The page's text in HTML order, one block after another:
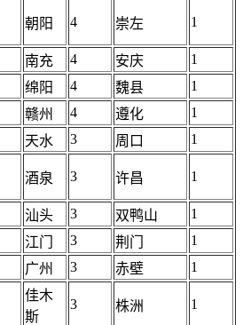
朝阳 4 崇左 1
南充 4 安庆
1
绵阳 4 魏县
1
赣州 4 遵化
1
天水 3 周口 1
酒泉 3 许昌 1
汕头 3 双鸭山
1
江门 3 荆门
1
广州 3 赤壁 1
佳木
斯
3 株洲 1